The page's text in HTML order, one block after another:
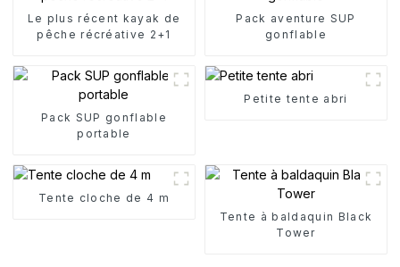
Le plus récent kayak de
pêche récréative 2+1
Pack aventure SUP
gonflable
Pack SUP gonflable
portable
Petite tente abri
Tente cloche de 4 m
Tente à baldaquin Black
Tower